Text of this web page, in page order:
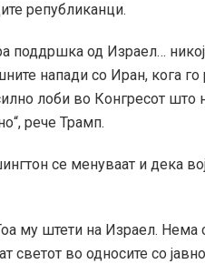
републиканци.
поддршка од Израел…
напади со Иран, кога
лоби во Конгресот
рече Трамп.
се менуваат и дека
му штети на Израел.
светот во односите со